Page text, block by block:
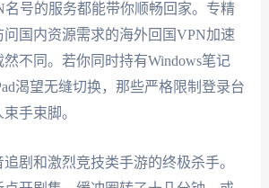
名号的服务都能带你顺畅回家。专精
国内资源需求的海外回国VPN加速
不同。若你同时持有Windows笔记
渴望无缝切换，那些严格限制登录台
手束脚。
剧和激烈竞技类手游的终极杀手。